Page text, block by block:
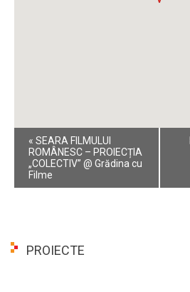
Event
Navigation
« SEARA FILMULUI
ROMÂNESC – PROIECȚIA
„COLECTIV” @ Grădina cu
Filme
PROIECTE